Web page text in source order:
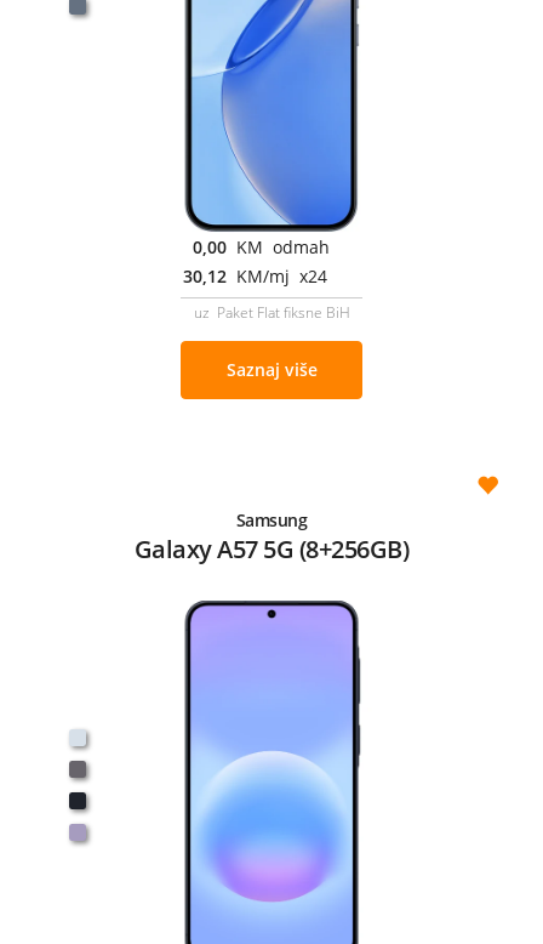
0,00 KM odmah
30,12 KM/mj x24
uz Paket Flat fiksne BiH
Saznaj više
Samsung
Galaxy A57 5G (8+256GB)